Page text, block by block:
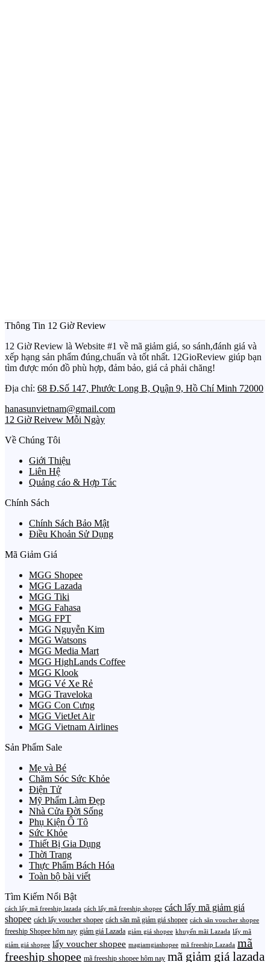
Thông Tin 12 Giờ Review
12 Giờ Review là Website #1 về mã giảm giá, so sánh,đánh giá và
xếp hạng sản phẩm đúng,chuẩn và tốt nhất. 12GioReview giúp bạn
tìm được món đồ phù hợp, đảm bảo, giá cả phải chăng!
Địa chỉ: 68 Đ.Số 147, Phước Long B, Quận 9, Hồ Chí Minh 72000
hanasunvietnam@gmail.com
12 Giờ Reivew Mỗi Ngày
Về Chúng Tôi
Giới Thiệu
Liên Hệ
Quảng cáo & Hợp Tác
Chính Sách
Chính Sách Bảo Mật
Điều Khoản Sử Dụng
Mã Giảm Giá
MGG Shopee
MGG Lazada
MGG Tiki
MGG Fahasa
MGG FPT
MGG Nguyễn Kim
MGG Watsons
MGG Media Mart
MGG HighLands Coffee
MGG Klook
MGG Vé Xe Rẻ
MGG Traveloka
MGG Con Cưng
MGG VietJet Air
MGG Vietnam Airlines
Sản Phẩm Sale
Mẹ và Bé
Chăm Sóc Sức Khỏe
Điện Tử
Mỹ Phẩm Làm Đẹp
Nhà Cửa Đời Sống
Phụ Kiện Ô Tô
Sức Khỏe
Thiết Bị Gia Dụng
Thời Trang
Thực Phẩm Bách Hóa
Toàn bộ bài viết
Tìm Kiếm Nổi Bật
cách lấy mã freeship lazada cách lấy mã freeship shopee cách lấy mã giảm giá
shopee cách lấy voucher shopee cách săn mã giảm giá shopee cách săn voucher shopee
freeship Shopee hôm nay giảm giá Lazada giảm giá shopee khuyến mãi Lazada lấy mã
giảm giá shopee lấy voucher shopee magiamgiashopee mã freeship Lazada mã
freeship shopee mã freeship shopee hôm nay mã giảm giá lazada